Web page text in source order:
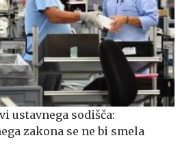
ustavnega sodišča:
zakona se ne bi smela